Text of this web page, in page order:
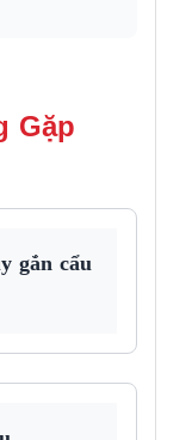
Gặp
gắn cẩu